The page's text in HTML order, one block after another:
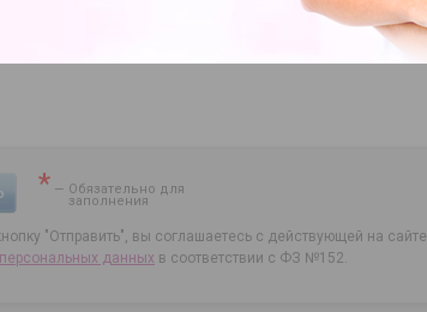
* — Обязательно для
заполнения
"Отправить", вы соглашаетесь с действующей на сайте
данных в соответствии с ФЗ №152.